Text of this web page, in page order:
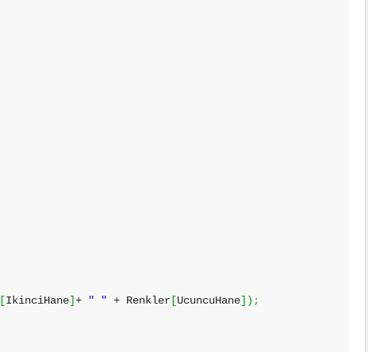
[IkinciHane]+ " " + Renkler [UcuncuHane] ) ;